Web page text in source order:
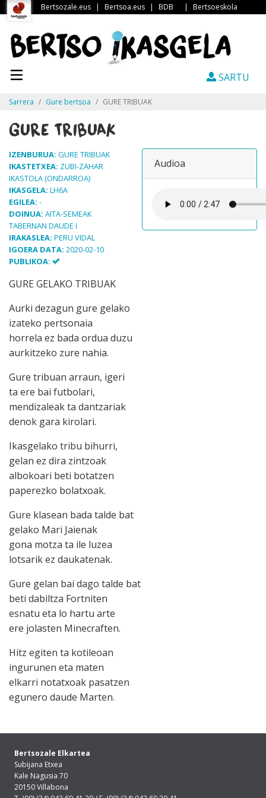
Bertsozale.eus | Bertsoa.eus | BDB | Bertsoeskola
SARTU
Sarrera Gure bertsoa GURE TRIBUAK
GURE TRIBUAK
IZENBURUA: GURE TRIBUAK
IKASTETXEA: ZUBI-ZAHAR
IKASTOLA (ONDARROA)
IKASGELA: LH6A
EGILEA: -
DOINUA: AITA-SEMEAK
TABERNAN DAUDE I
IRAKASLEA: PERU VIDAL
IGOERA DATA: 2020-02-10
PUBLIKOA:
Audioa
GURE GELAKO TRIBUAK
Aurki dezagun gure gelako
izateko pertsonaia
horrela ez bada ordua duzu
aurkitzeko zure nahia.
Gure tribuan arraun, igeri
ta ere bai futbolari,
mendizaleak ta dantzariak
denok gara kirolari.
Ikasgelako tribu bihurri,
gelan ez dira zintzoak
albokoari beti botatzen
paperezko bolatxoak.
Gure klasean bada talde bat
gelako Mari Jaienak
gona motza ta ile luzea
lotsarik ez daukatenak.
Gure gelan bai dago talde bat
beti dabiltza Fortniten
esnatu eta lo hartu arte
ere jolasten Minecraften.
Hitz egiten ta kotileoan
ingurunen eta maten
elkarri notatxoak pasatzen
egunero daude Marten.
Bertsozale Elkartea
Subijana Etxea
Kale Nagusia 70
20150 Villabona